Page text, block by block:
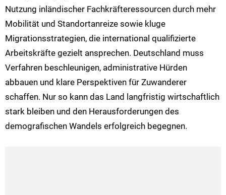
Nutzung inländischer Fachkräfteressourcen durch mehr
Mobilität und Standortanreize sowie kluge
Migrationsstrategien, die international qualifizierte
Arbeitskräfte gezielt ansprechen. Deutschland muss
Verfahren beschleunigen, administrative Hürden
abbauen und klare Perspektiven für Zuwanderer
schaffen. Nur so kann das Land langfristig wirtschaftlich
stark bleiben und den Herausforderungen des
demografischen Wandels erfolgreich begegnen.